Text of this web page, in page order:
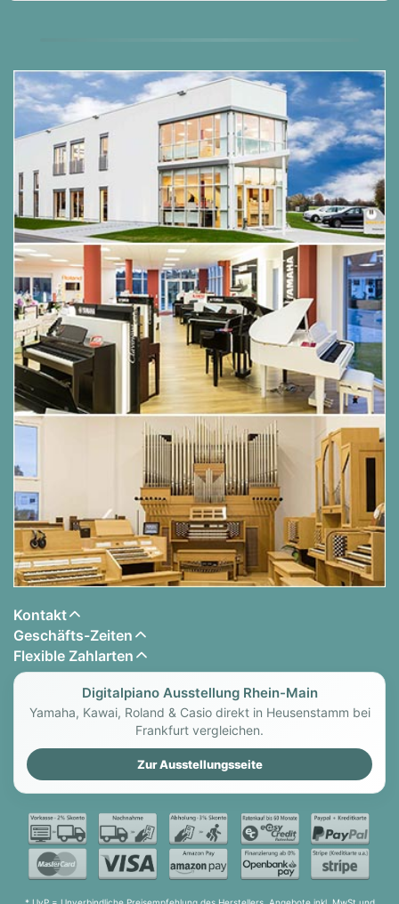
Kontakt
Geschäfts-Zeiten
Flexible Zahlarten
Digitalpiano Ausstellung Rhein-Main
Yamaha, Kawai, Roland & Casio direkt in Heusenstamm bei
Frankfurt vergleichen.
Zur Ausstellungsseite